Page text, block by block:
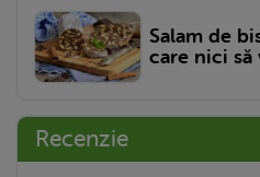
Salam de
care nici să
Recenzie